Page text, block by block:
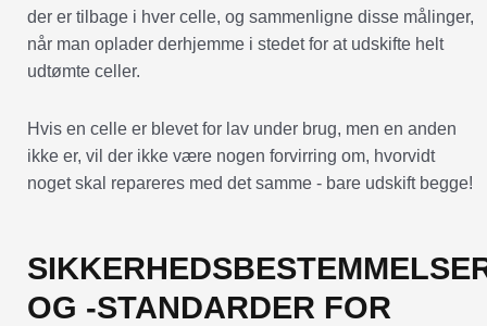
der er tilbage i hver celle, og sammenligne disse målinger,
når man oplader derhjemme i stedet for at udskifte helt
udtømte celler.
Hvis en celle er blevet for lav under brug, men en anden
ikke er, vil der ikke være nogen forvirring om, hvorvidt
noget skal repareres med det samme - bare udskift begge!
OG -STANDARDER FOR